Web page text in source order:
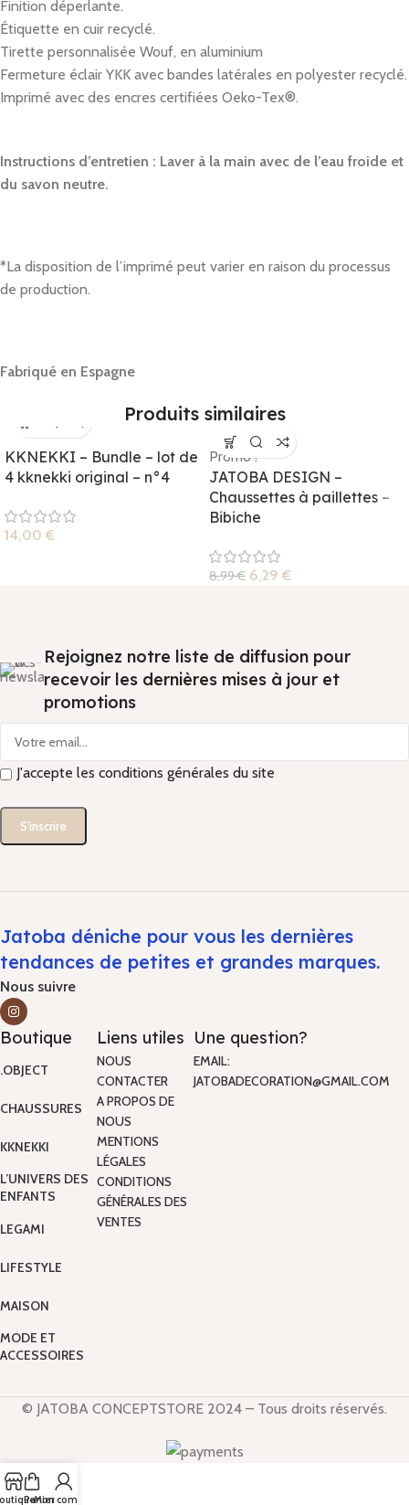
Finition déperlante.
Étiquette en cuir recyclé.
Tirette personnalisée Wouf, en aluminium
Fermeture éclair YKK avec bandes latérales en polyester recyclé.
Imprimé avec des encres certifiées Oeko-Tex®.
Instructions d’entretien : Laver à la main avec de l’eau froide et
du savon neutre.
*La disposition de l’imprimé peut varier en raison du processus
de production.
Fabriqué en Espagne
Produits similaires
KKNEKKI – Bundle – lot de
4 kknekki original – n°4
14,00 €
Promo !
JATOBA DESIGN –
Chaussettes à paillettes –
Bibiche
8,99€ 6,29 €
Rejoignez notre liste de diffusion pour
recevoir les dernières mises à jour et
promotions
J'accepte les conditions générales du site
Jatoba déniche pour vous les dernières
tendances de petites et grandes marques.
Nous suivre
Boutique
.OBJECT
CHAUSSURES
KKNEKKI
L’UNIVERS DES
ENFANTS
LEGAMI
LIFESTYLE
MAISON
MODE ET
ACCESSOIRES
Liens utiles
NOUS
CONTACTER
A PROPOS DE
NOUS
MENTIONS
LÉGALES
CONDITIONS
GÉNÉRALES DES
VENTES
Une question?
EMAIL:
JATOBADECORATION@GMAIL.COM
© JATOBA CONCEPTSTORE 2024 – Tous droits réservés.
Panier
Mon compte